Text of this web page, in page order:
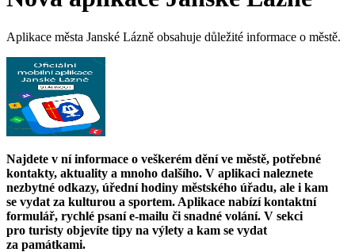
Aplikace města Janské Lázně obsahuje důležité informace o městě.
Najdete v ní informace o veškerém dění ve městě, potřebné
kontakty, aktuality a mnoho dalšího. V aplikaci naleznete
nezbytné odkazy, úřední hodiny městského úřadu, ale i kam
se vydat za kulturou a sportem. Aplikace nabízí kontaktní
formulář, rychlé psaní e-mailu či snadné volání. V sekci
pro turisty objevíte tipy na výlety a kam se vydat
za památkami.